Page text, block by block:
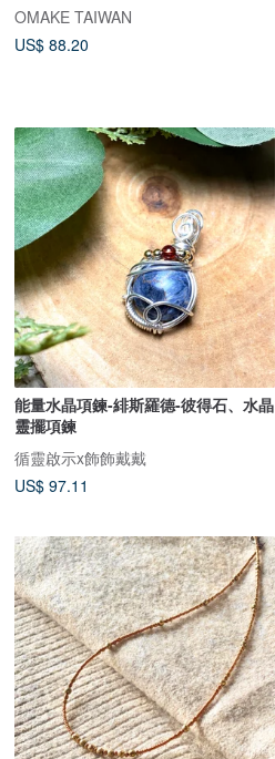
OMAKE TAIWAN
US$ 88.20
能量水晶項鍊-緋斯羅德-彼得石、水晶
靈擺項鍊
循靈啟示x飾飾戴戴
US$ 97.11